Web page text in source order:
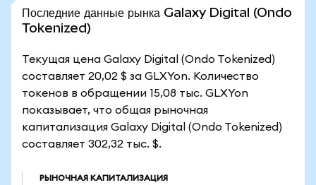
Последние данные рынка Galaxy Digital (Ondo
Tokenized)
Текущая цена Galaxy Digital (Ondo Tokenized)
составляет 20,02 $ за GLXYon. Количество
токенов в обращении 15,08 тыс. GLXYon
показывает, что общая рыночная
капитализация Galaxy Digital (Ondo Tokenized)
составляет 302,32 тыс. $.
РЫНОЧНАЯ КАПИТАЛИЗАЦИЯ